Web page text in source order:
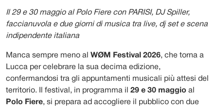
Il 29 e 30 maggio al Polo Fiere con PARISI, DJ Spiller,
faccianuvola e due giorni di musica tra live, dj set e scena
indipendente italiana
Manca sempre meno al WØM Festival 2026, che torna a
Lucca per celebrare la sua decima edizione,
confermandosi tra gli appuntamenti musicali più attesi del
territorio. Il festival, in programma il 29 e 30 maggio al
Polo Fiere, si prepara ad accogliere il pubblico con due